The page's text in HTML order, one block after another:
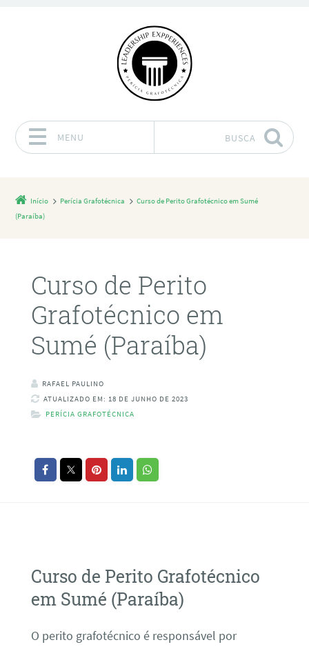
MENU BUSCA
Início Perícia Grafotécnica
Curso de Perito Grafotécnico em Sumé
(Paraíba)
Curso de Perito
Grafotécnico em
Sumé (Paraíba)
RAFAEL PAULINO
ATUALIZADO EM: 18 DE JUNHO DE 2023
PERÍCIA GRAFOTÉCNICA
Curso de Perito Grafotécnico
em Sumé (Paraíba)
O perito grafotécnico é responsável por